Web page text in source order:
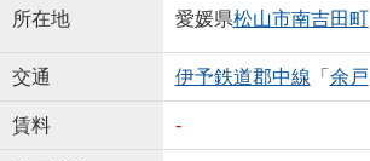
所在地 愛媛県松山市南吉田町
交通 伊予鉄道郡中線 「 余戸
賃料 -